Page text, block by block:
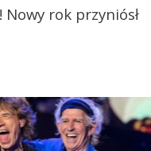
rok przyniósł